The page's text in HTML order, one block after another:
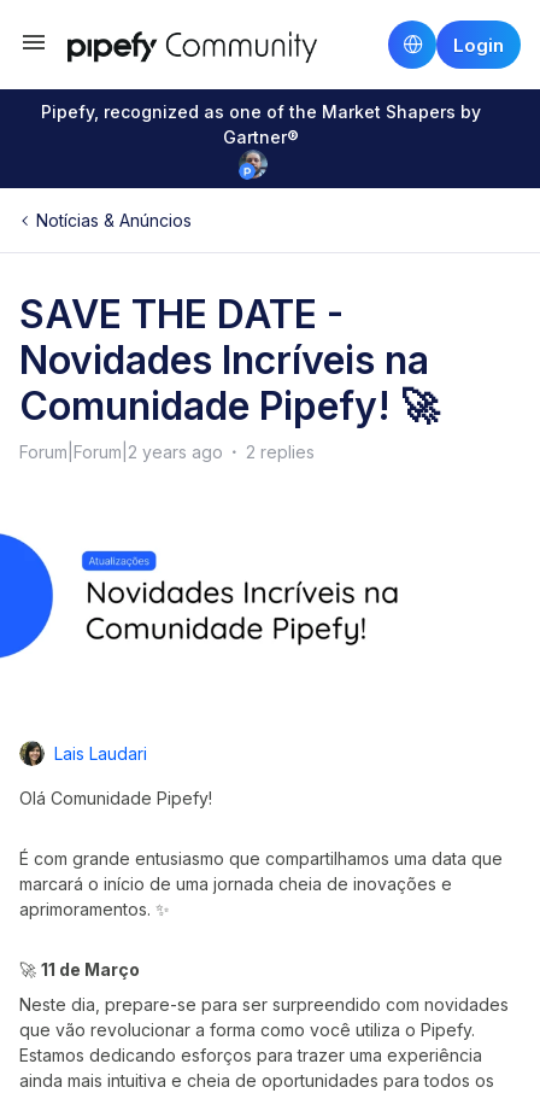
Login
Pipefy, recognized as one of the Market Shapers by
Gartner®
Notícias & Anúncios
SAVE THE DATE -
Novidades Incríveis na
Comunidade Pipefy! 🚀
Forum|Forum|2 years ago 2 replies
Lais Laudari
Olá Comunidade Pipefy!
É com grande entusiasmo que compartilhamos uma data que
marcará o início de uma jornada cheia de inovações e
aprimoramentos. ✨
🚀 11 de Março
Neste dia, prepare-se para ser surpreendido com novidades
que vão revolucionar a forma como você utiliza o Pipefy.
Estamos dedicando esforços para trazer uma experiência
ainda mais intuitiva e cheia de oportunidades para todos os